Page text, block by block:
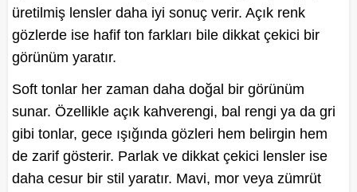
üretilmiş lensler daha iyi sonuç verir. Açık renk
gözlerde ise hafif ton farkları bile dikkat çekici bir
görünüm yaratır.
Soft tonlar her zaman daha doğal bir görünüm
sunar. Özellikle açık kahverengi, bal rengi ya da gri
gibi tonlar, gece ışığında gözleri hem belirgin hem
de zarif gösterir. Parlak ve dikkat çekici lensler ise
daha cesur bir stil yaratır. Mavi, mor veya zümrüt